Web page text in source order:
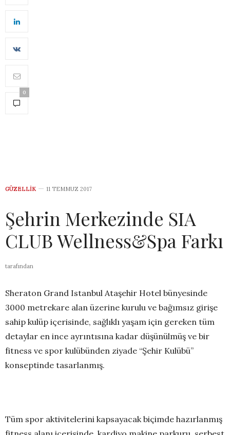
0
GÜZELLIK 11 TEMMUZ 2017
Şehrin Merkezinde SIA
CLUB Wellness&Spa Farkı
tarafından
Sheraton Grand Istanbul Ataşehir Hotel bünyesinde
3000 metrekare alan üzerine kurulu ve bağımsız girişe
sahip kulüp içerisinde, sağlıklı yaşam için gereken tüm
detaylar en ince ayrıntısına kadar düşünülmüş ve bir
fitness ve spor kulübünden ziyade “Şehir Kulübü”
konseptinde tasarlanmış.
Tüm spor aktivitelerini kapsayacak biçimde hazırlanmış